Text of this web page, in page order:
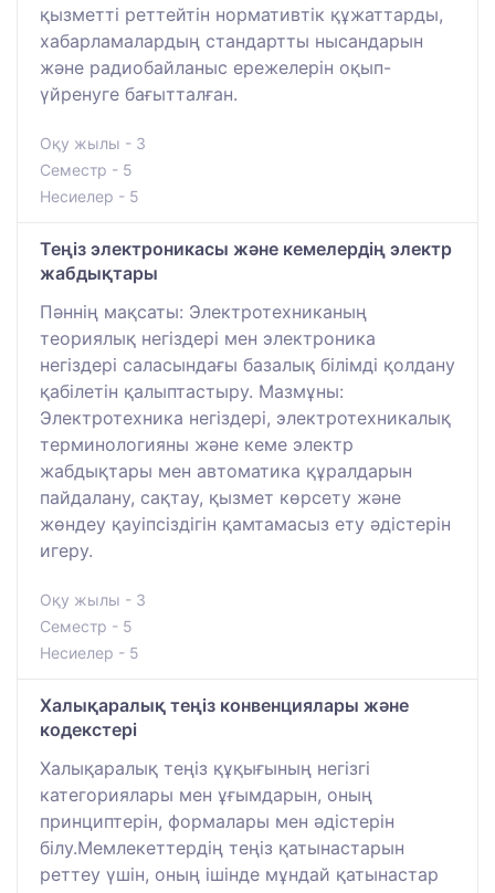
қызметті реттейтін нормативтік құжаттарды,
хабарламалардың стандартты нысандарын
және радиобайланыс ережелерін оқып-
үйренуге бағытталған.
Оқу жылы - 3
Семестр - 5
Несиелер - 5
Теңіз электроникасы және кемелердің электр
жабдықтары
Пәннің мақсаты: Электротехниканың
теориялық негіздері мен электроника
негіздері саласындағы базалық білімді қолдану
қабілетін қалыптастыру. Мазмұны:
Электротехника негіздері, электротехникалық
терминологияны және кеме электр
жабдықтары мен автоматика құралдарын
пайдалану, сақтау, қызмет көрсету және
жөндеу қауіпсіздігін қамтамасыз ету әдістерін
игеру.
Оқу жылы - 3
Семестр - 5
Несиелер - 5
Халықаралық теңіз конвенциялары және
кодекстері
Халықаралық теңіз құқығының негізгі
категориялары мен ұғымдарын, оның
принциптерін, формалары мен әдістерін
білу.Мемлекеттердің теңіз қатынастарын
реттеу үшін, оның ішінде мұндай қатынастар